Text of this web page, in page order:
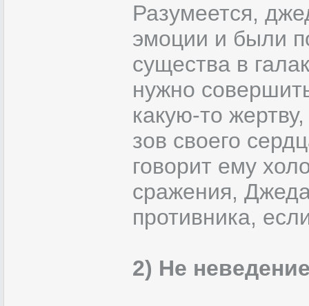
Разумеется,
эмоции и были
существа в
нужно
какую-то
зов своего
говорит ему
сражения,
противника,
2) Не